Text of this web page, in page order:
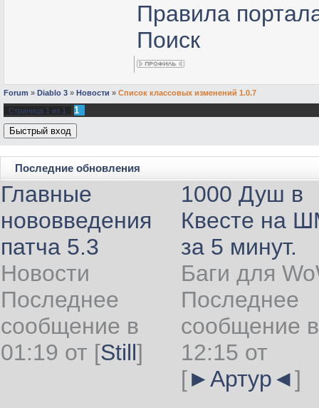
Правила
Поиск
Forum » Diablo 3 » Новости » Список классовых изменений 1.0.7
Страница 1 из 1 1
Последние обновления
Главные
нововведения
патча 5.3
Новости
Последнее
сообщение в
01:19 от [Still]
1000 Душ в
Квесте на
за 5 минут.
Баги для
Последнее
сообщение в
12:15 от
[►Артур◄]